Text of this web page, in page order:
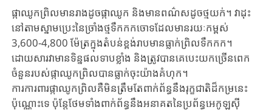
ផ្កាឈូកព្រិលមានរាងដូចផ្កាឈូក និងមានពណ៌សដូចថ្មយក់។ វាដុះ
នៅតាមស្នាមប្រេះនៃច្រាំងថ្មទឹកកកចោទដែលមានរយៈកម្ពស់
3,600-4,800 ម៉ែត្រក្នុងតំបន់ខ្ពង់រាបមានធ្លាក់​ព្រិលទឹកកក។
ដោយសារវាមាន​ទិន្នផល​ទាប​ខ្លាំង និង​ត្រូវបានគេបេះយក​ច្រើន​ពេក
ចំនួនរបស់ផ្កាឈូកព្រិល​បាន​ធ្លាក់​ចុះ​យ៉ាងគំហុក​។
ការការពារផ្កាឈូកព្រិលគឺមិនត្រឹមតែពាក់ព័ន្ធនឹងរុក្ខជាតិដ៏កម្រនេះ
ប៉ុណ្ណោះទេ ប៉ុន្តែថែមទាំងពាក់ព័ន្ធនឹងអនាគតនៃប្រព័ន្ធអេកូឡូស៊ី